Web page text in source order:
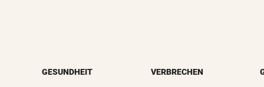
GESUNDHEIT VERBRECHEN